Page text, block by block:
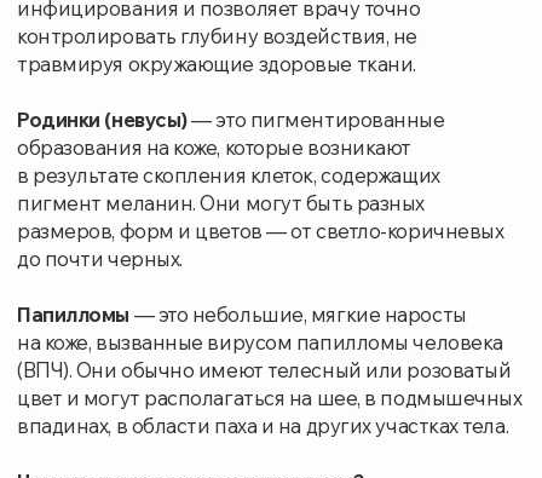
Папилломы— это небольшие, мягкие наросты
на коже, вызванные вирусом папилломы человека
(ВПЧ). Они обычно имеют телесный или розоватый
цвет и могут располагаться на шее, в подмышечных
Чем опасны родинки и папилломы?
Родинки:Некоторые родинки могут перерождаться
в злокачественные образования — меланомы.
Важно следить за изменениями в размере, форме,
цвете родинки, а также за появлением зуда,
обнаружении любых подозрительных признаков
диагностики.
Папилломы: Сами по себе папилломы обычно
не представляют опасности, однако они могут
и передаваться другим людям. Кроме того,
папилломы, расположенные в местах трения, могут